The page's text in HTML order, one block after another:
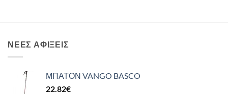
ΝΈΕΣ ΑΦΊΞΕΙΣ
ΜΠΑΤΟΝ VANGO BASCO
22.82€